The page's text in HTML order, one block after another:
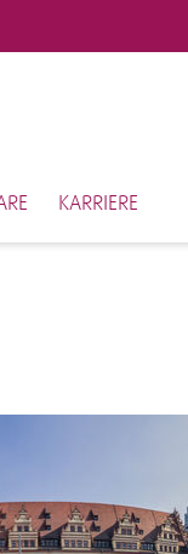
KARRIERE